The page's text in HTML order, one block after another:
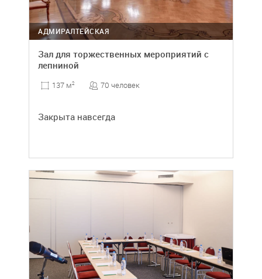
АДМИРАЛТЕЙСКАЯ
Зал для торжественных мероприятий с
лепниной
137 м2 70 человек
Закрыта навсегда